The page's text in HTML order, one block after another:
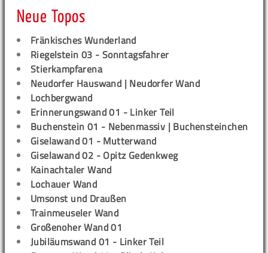
Neue Topos
Fränkisches Wunderland
Riegelstein 03 - Sonntagsfahrer
Stierkampfarena
Neudorfer Hauswand | Neudorfer Wand
Lochbergwand
Erinnerungswand 01 - Linker Teil
Buchenstein 01 - Nebenmassiv | Buchensteinchen
Giselawand 01 - Mutterwand
Giselawand 02 - Opitz Gedenkweg
Kainachtaler Wand
Lochauer Wand
Umsonst und Draußen
Trainmeuseler Wand
Großenoher Wand 01
Jubiläumswand 01 - Linker Teil